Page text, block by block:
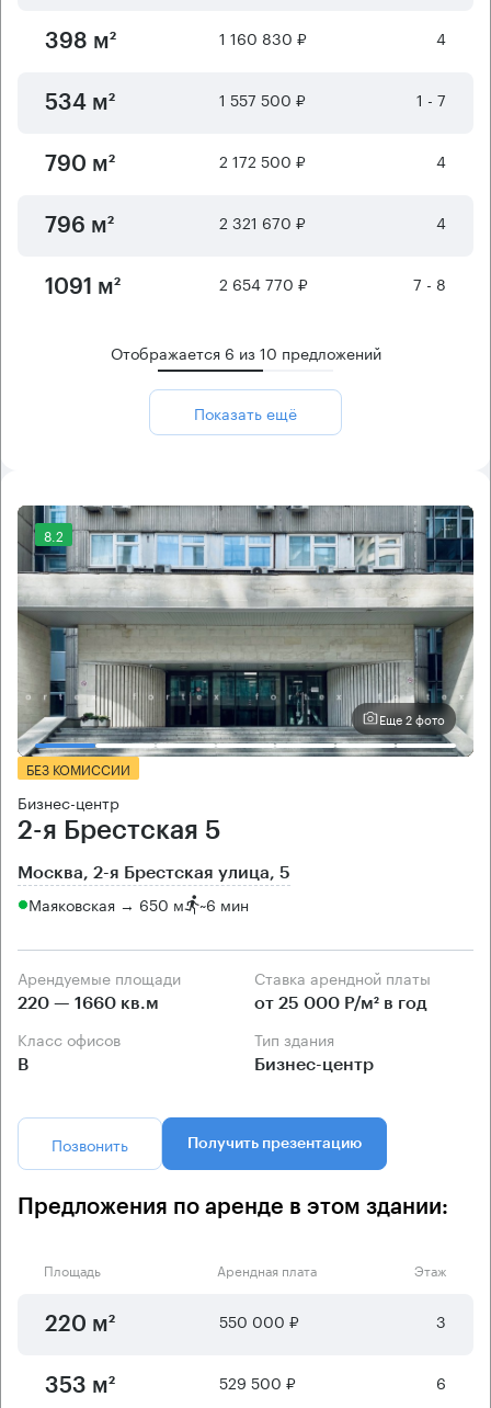
398 м² 1 160 830 ₽ 4
534 м² 1 557 500 ₽ 1 - 7
790 м² 2 172 500 ₽ 4
796 м² 2 321 670 ₽ 4
1091 м² 2 654 770 ₽ 7 - 8
Отображается 6 из10 предложений
Показать ещё
8.2
Еще 2 фото
БЕЗ КОМИССИИ
Бизнес-центр
2-я Брестская 5
Москва, 2-я Брестская улица, 5
Маяковская → 650 м ~6 мин
Арендуемые площади
220 — 1660 кв.м
Ставка арендной платы
от 25 000 Р/м² в год
Класс офисов
B
Тип здания
Бизнес-центр
Позвонить Получить презентацию
Предложения по аренде в этом здании:
Площадь Арендная плата Этаж
220 м² 550 000 ₽ 3
353 м² 529 500 ₽ 6